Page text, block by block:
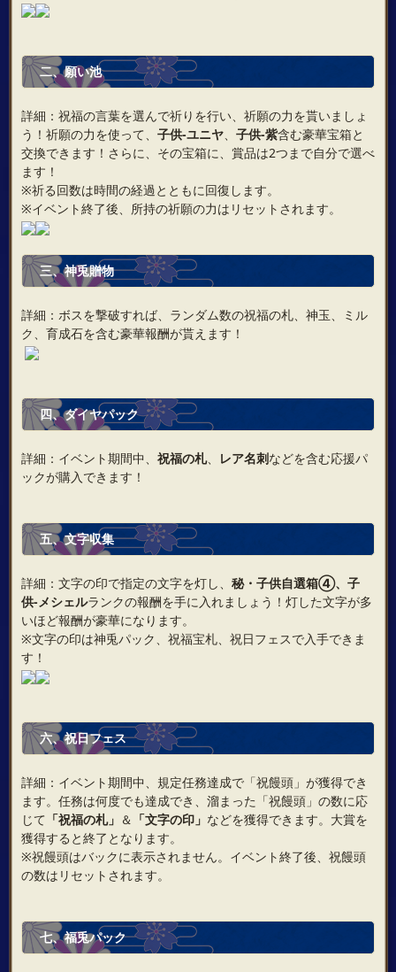
二、願い池
詳細：祝福の言葉を選んで祈りを行い、祈願の力を貰いましょ
う！祈願の力を使って、 子供‐ユニヤ、 子供‐紫含む豪華宝箱と
交換できます！さらに、その宝箱に、賞品は2つまで自分で選べ
ます！
※祈る回数は時間の経過とともに回復します。
※イベント終了後、所持の祈願の力はリセットされます。
三、神兎贈物
詳細：ボスを撃破すれば、ランダム数の祝福の札、神玉、ミル
ク、育成石を含む豪華報酬が貰えます！
四、ダイヤパック
詳細：イベント期間中、 祝福の札、 レア名刺などを含む応援パ
ックが購入できます！
五、文字収集
詳細：文字の印で指定の文字を灯し、 秘・子供自選箱④、子
供‐メシェルランクの報酬を手に入れましょう！灯した文字が多
いほど報酬が豪華になります。
※文字の印は神兎パック、祝福宝札、祝日フェスで入手できま
す！
六、祝日フェス
詳細：イベント期間中、規定任務達成で「祝饅頭」が獲得でき
ます。任務は何度でも達成でき、溜まった「祝饅頭」の数に応
じて 「祝福の札」 ＆ 「文字の印」 などを獲得できます。大賞を
獲得すると終了となります。
※祝饅頭はバックに表示されません。イベント終了後、祝饅頭
の数はリセットされます。
七、福兎パック